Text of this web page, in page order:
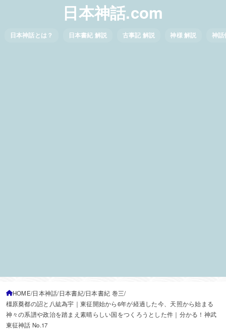
日本神話.com
日本神話とは？ 日本書紀 解説 古事記 解説 神様 解説 神話
HOME 日本神話 日本書紀 日本書紀 巻三
橿原奠都の詔と八紘為宇｜東征開始から6年が経過した今、天照から始まる
神々の系譜や政治を踏まえ素晴らしい国をつくろうとした件｜分かる！神武
東征神話 No.17